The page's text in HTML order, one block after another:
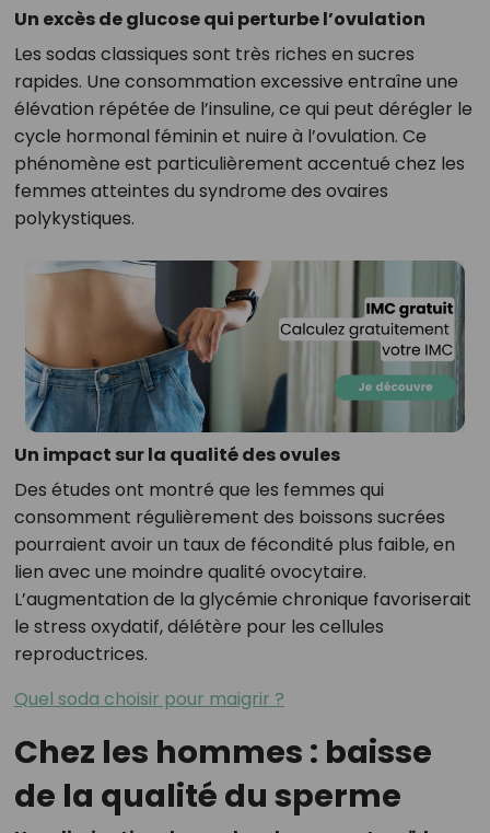
Un excès de glucose qui perturbe l’ovulation
Les sodas classiques sont très riches en sucres
rapides. Une consommation excessive entraîne une
élévation répétée de l’insuline, ce qui peut dérégler le
cycle hormonal féminin et nuire à l’ovulation. Ce
phénomène est particulièrement accentué chez les
femmes atteintes du syndrome des ovaires
polykystiques.
Un impact sur la qualité des ovules
Des études ont montré que les femmes qui
consomment régulièrement des boissons sucrées
pourraient avoir un taux de fécondité plus faible, en
lien avec une moindre qualité ovocytaire.
L’augmentation de la glycémie chronique favoriserait
le stress oxydatif, délétère pour les cellules
reproductrices.
Quel soda choisir pour maigrir ?
Chez les hommes : baisse
de la qualité du sperme